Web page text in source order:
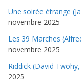
Une soirée étrange
novembre 2025
Les 39 Marches
novembre 2025
Riddick (David
2025